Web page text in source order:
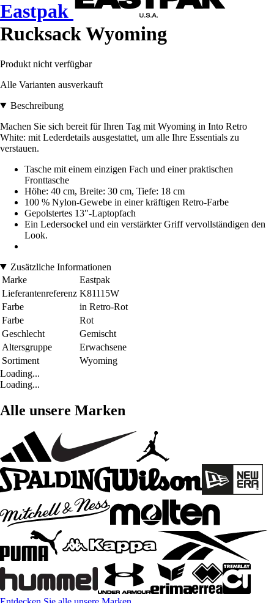
Eastpak
Rucksack Wyoming
Produkt nicht verfügbar
Alle Varianten ausverkauft
Beschreibung
Machen Sie sich bereit für Ihren Tag mit Wyoming in Into Retro
White: mit Lederdetails ausgestattet, um alle Ihre Essentials zu
verstauen.
Tasche mit einem einzigen Fach und einer praktischen
Fronttasche
Höhe: 40 cm, Breite: 30 cm, Tiefe: 18 cm
100 % Nylon-Gewebe in einer kräftigen Retro-Farbe
Gepolstertes 13"-Laptopfach
Ein Ledersockel und ein verstärkter Griff vervollständigen den
Look.
Zusätzliche Informationen
Marke
Eastpak
Lieferantenreferenz K81115W
Farbe
in Retro-Rot
Farbe
Rot
Geschlecht
Gemischt
Altersgruppe
Erwachsene
Sortiment
Wyoming
Loading...
Loading...
Alle unsere Marken